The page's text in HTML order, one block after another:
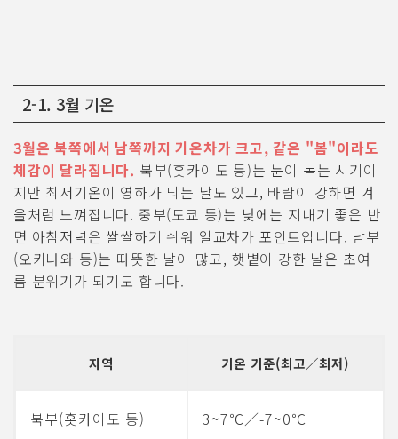
2-1. 3월 기온
3월은 북쪽에서 남쪽까지 기온차가 크고, 같은 "봄"이라도
체감이 달라집니다. 북부(홋카이도 등)는 눈이 녹는 시기이
지만 최저기온이 영하가 되는 날도 있고, 바람이 강하면 겨
울처럼 느껴집니다. 중부(도쿄 등)는 낮에는 지내기 좋은 반
면 아침저녁은 쌀쌀하기 쉬워 일교차가 포인트입니다. 남부
(오키나와 등)는 따뜻한 날이 많고, 햇볕이 강한 날은 초여
름 분위기가 되기도 합니다.
지역 기온 기준(최고／최저)
북부(홋카이도 등) 3~7℃／-7~0℃